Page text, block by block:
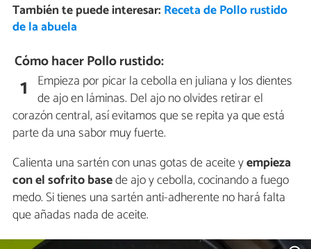
También te puede interesar: Receta de Pollo rustido
de la abuela
Cómo hacer Pollo rustido:
1 Empieza por picar la cebolla en juliana y los dientes
de ajo en láminas. Del ajo no olvides retirar el
corazón central, así evitamos que se repita ya que está
parte da una sabor muy fuerte.
Calienta una sartén con unas gotas de aceite yempieza
con el sofrito basede ajo y cebolla, cocinando a fuego
medo. Si tienes una sartén anti-adherente no hará falta
que añadas nada de aceite.